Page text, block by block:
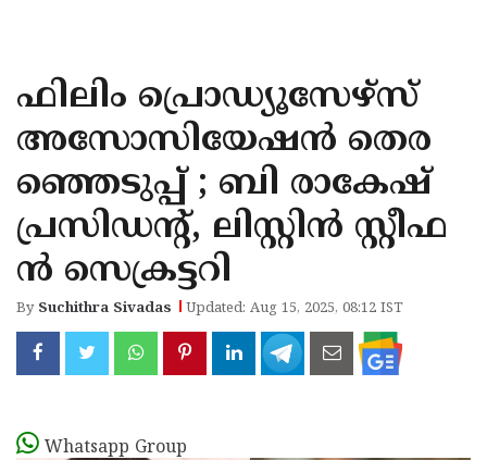
KANNUR
KASARAGOD
ഫിലിം പ്രൊഡ്യൂസേഴ്സ്
അസോസിയേഷന്‍ തെര
ഞ്ഞെടുപ്പ് ; ബി രാകേഷ്
പ്രസിഡന്റ്, ലിസ്റ്റിന്‍ സ്റ്റീഫ
ന്‍ സെക്രട്ടറി
By Suchithra Sivadas Updated: Aug 15, 2025, 08:12 IST
Whatsapp Group